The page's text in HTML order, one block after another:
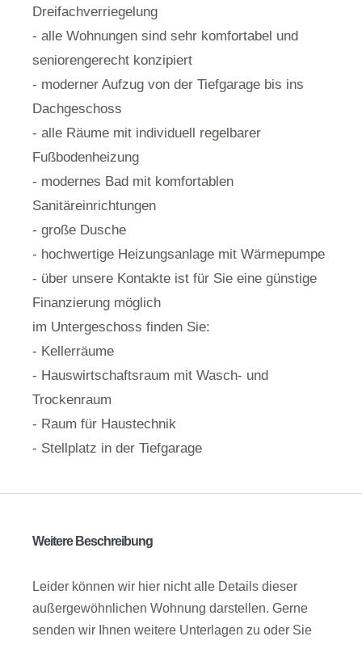
Dreifachverriegelung
- alle Wohnungen sind sehr komfortabel und
seniorengerecht konzipiert
- moderner Aufzug von der Tiefgarage bis ins
Dachgeschoss
- alle Räume mit individuell regelbarer
Fußbodenheizung
- modernes Bad mit komfortablen
Sanitäreinrichtungen
- große Dusche
- hochwertige Heizungsanlage mit Wärmepumpe
- über unsere Kontakte ist für Sie eine günstige
Finanzierung möglich
im Untergeschoss finden Sie:
- Kellerräume
- Hauswirtschaftsraum mit Wasch- und
Trockenraum
- Raum für Haustechnik
- Stellplatz in der Tiefgarage
Weitere Beschreibung
Leider können wir hier nicht alle Details dieser
außergewöhnlichen Wohnung darstellen. Gerne
senden wir Ihnen weitere Unterlagen zu oder Sie